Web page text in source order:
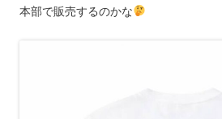
本部で販売するのかな